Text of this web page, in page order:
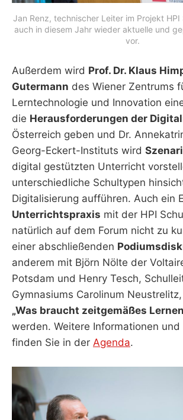
Jan Renz, technischer Leiter im Projekt
auch in diesem Jahr wieder aktuelle und
vor.
Außerdem wird Prof. Dr. Klaus
Gutermann des Wiener Zentrums
Lerntechnologie und Innovation
die Herausforderungen der
Österreich geben und Dr.
Georg-Eckert-Instituts wird
digital gestützten Unterricht
unterschiedliche Schultypen
Digitalisierung aufführen. Auch ein
Unterrichtspraxis mit der HPI
natürlich auf dem Forum nicht zu
einer abschließenden
anderem mit Björn Nölte der
Potsdam und Henry Tesch,
Gymnasiums Carolinum
„Was braucht zeitgemäßes
werden. Weitere Informationen
finden Sie in der Agenda.